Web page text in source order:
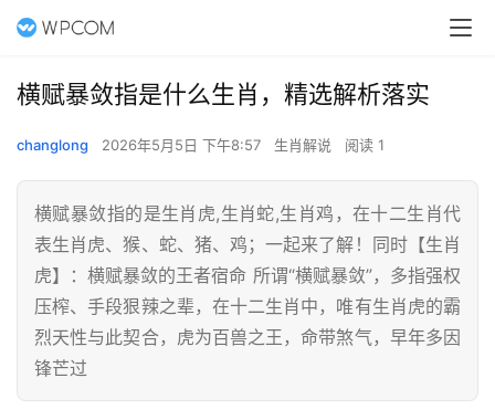
横赋暴敛指是什么生肖，精选解析落实
changlong 2026年5月5日 下午8:57 生肖解说 阅读 1
横赋暴敛指的是生肖虎,生肖蛇,生肖鸡，在十二生肖代
表生肖虎、猴、蛇、猪、鸡；一起来了解！同时【生肖
虎】：横赋暴敛的王者宿命 所谓“横赋暴敛”，多指强权
压榨、手段狠辣之辈，在十二生肖中，唯有生肖虎的霸
烈天性与此契合，虎为百兽之王，命带煞气，早年多因
锋芒过